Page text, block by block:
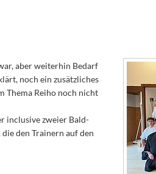
aber weiterhin Bedarf
noch ein zusätzliches
Thema Reiho noch nicht
inclusive zweier Bald-
den Trainern auf den